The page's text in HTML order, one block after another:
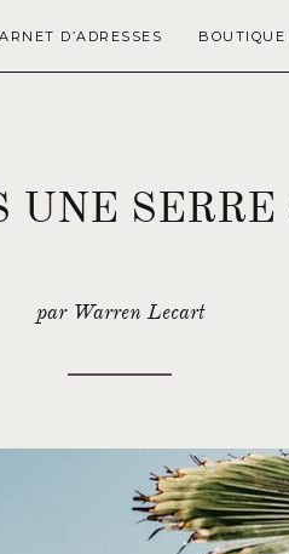
D’ADRESSES
SERRE
par Warren Lecart